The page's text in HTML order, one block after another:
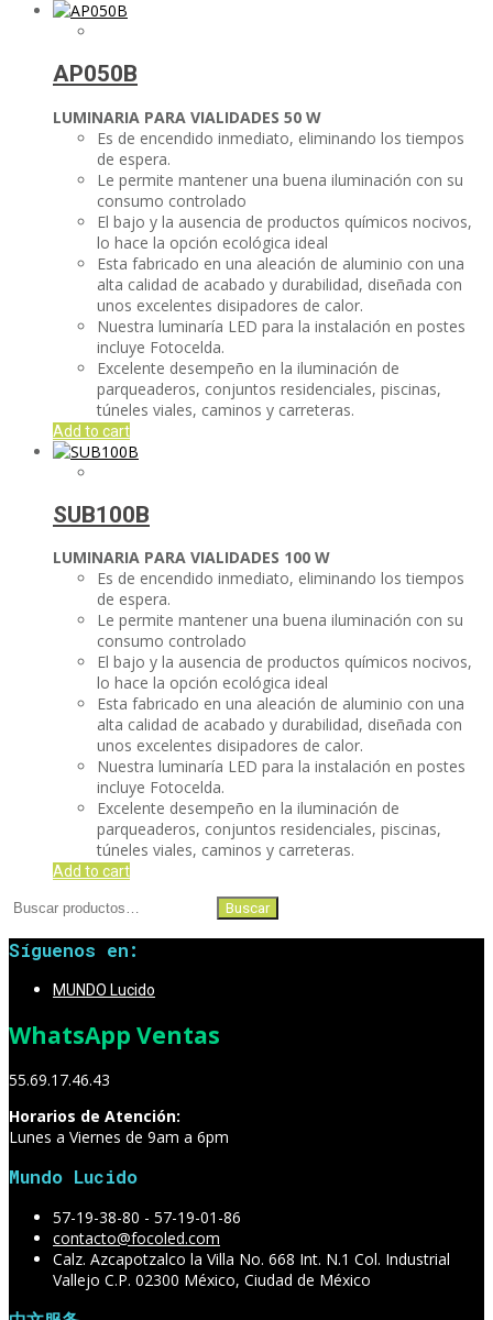
AP050B
LUMINARIA PARA VIALIDADES 50 W
Es de encendido inmediato, eliminando los tiempos
de espera.
Le permite mantener una buena iluminación con su
consumo controlado
El bajo y la ausencia de productos químicos nocivos,
lo hace la opción ecológica ideal
Esta fabricado en una aleación de aluminio con una
alta calidad de acabado y durabilidad, diseñada con
unos excelentes disipadores de calor.
Nuestra luminaría LED para la instalación en postes
incluye Fotocelda.
Excelente desempeño en la iluminación de
parqueaderos, conjuntos residenciales, piscinas,
túneles viales, caminos y carreteras.
Add to cart
SUB100B
LUMINARIA PARA VIALIDADES 100 W
Es de encendido inmediato, eliminando los tiempos
de espera.
Le permite mantener una buena iluminación con su
consumo controlado
El bajo y la ausencia de productos químicos nocivos,
lo hace la opción ecológica ideal
Esta fabricado en una aleación de aluminio con una
alta calidad de acabado y durabilidad, diseñada con
unos excelentes disipadores de calor.
Nuestra luminaría LED para la instalación en postes
incluye Fotocelda.
Excelente desempeño en la iluminación de
parqueaderos, conjuntos residenciales, piscinas,
túneles viales, caminos y carreteras.
Add to cart
Buscar
Buscar
Síguenos en:
MUNDO Lucido
WhatsApp Ventas
55.69.17.46.43
Horarios de Atención:
Lunes a Viernes de 9am a 6pm
Mundo Lucido
57-19-38-80 - 57-19-01-86
contacto@focoled.com
Calz. Azcapotzalco la Villa No. 668 Int. N.1 Col. Industrial
Vallejo C.P. 02300 México, Ciudad de México